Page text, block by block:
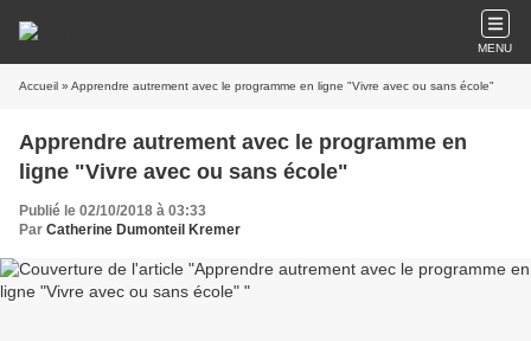
MENU
Accueil » Apprendre autrement avec le programme en ligne "Vivre avec ou sans école"
Apprendre autrement avec le programme en
ligne "Vivre avec ou sans école"
Publié le 02/10/2018 à 03:33
Par Catherine Dumonteil Kremer